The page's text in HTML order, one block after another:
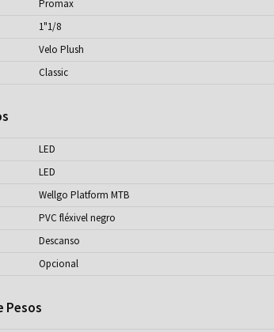
Promax
1"1/8
Velo Plush
Classic
LED
LED
Wellgo Platform MTB
PVC fléxivel negro
Descanso
Opcional
Pesos